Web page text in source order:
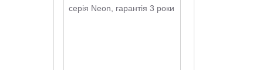
серія Neon, гарантія 3 роки